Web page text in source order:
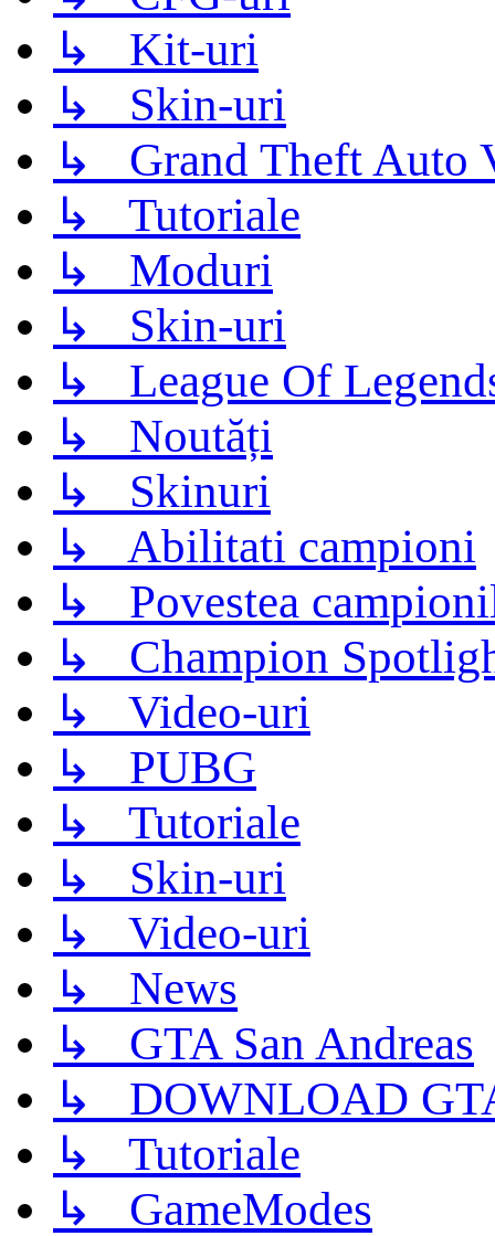
↳ Kit-uri
↳ Skin-uri
↳ Grand Theft Auto
↳ Tutoriale
↳ Moduri
↳ Skin-uri
↳ League Of
↳ Noutăți
↳ Skinuri
↳ Abilitati campioni
↳ Povestea
↳ Champion
↳ Video-uri
↳ PUBG
↳ Tutoriale
↳ Skin-uri
↳ Video-uri
↳ News
↳ GTA San Andreas
↳ DOWNLOAD
↳ Tutoriale
↳ GameModes